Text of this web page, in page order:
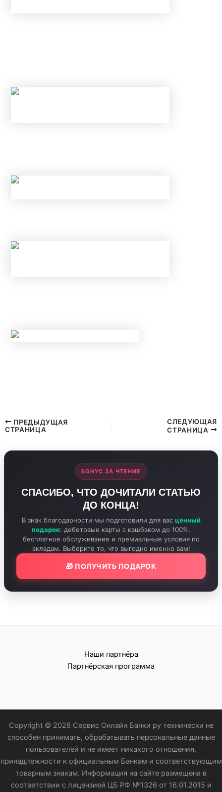
ПРЕДЫДУЩАЯ
СТРАНИЦА
СЛЕДУЮЩАЯ
СТРАНИЦА
БОНУС ЗА ЧТЕНИЕ
СПАСИБО, ЧТО ДОЧИТАЛИ СТАТЬЮ
ДО КОНЦА!
В знак благодарности мы подготовили для вас ценный
подарок: дебетовые карты с кэшбэком до 100%,
бесплатное обслуживание и премиальные условия по
вкладам. Выберите то, что выгодно именно вам!
🎁 ПОЛУЧИТЬ ПОДАРОК
Наши партнёра
Партнёрская программа
Copyright © 2026 Сервис Онлайн Банки ру технически не
способен принимать, обрабатывать персональные данные
пользователей и не имеет никакого отношения,
принадлежности к официальным Банкам и соответствующим
товарным знакам. Информация на сайте размещена в
соответствии с лицензией ЦБ РФ №1326 от 16.01.2015 и